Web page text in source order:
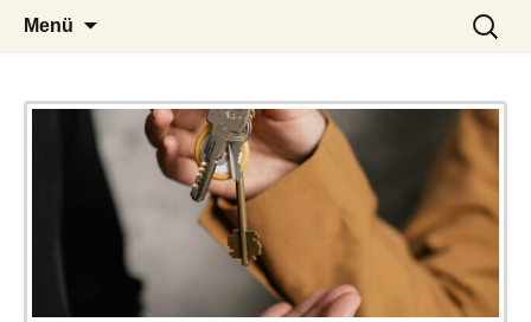
LUCKX
– das Magazin
Menü
Suchen
nach: